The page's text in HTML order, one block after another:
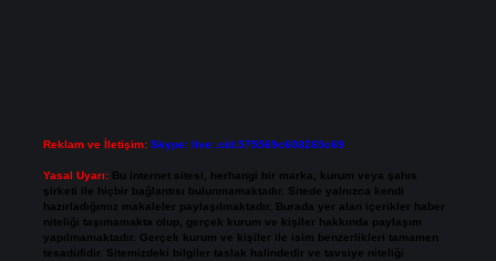
Reklam ve İletişim: Skype: live:.cid.575569c608265c69
Yasal Uyarı: Bu internet sitesi, herhangi bir marka, kurum veya şahıs
şirketi ile hiçbir bağlantısı bulunmamaktadır. Sitede yalnızca kendi
hazırladığımız makaleler paylaşılmaktadır. Burada yer alan içerikler haber
niteliği taşımamakta olup, gerçek kurum ve kişiler hakkında paylaşım
yapılmamaktadır. Gerçek kurum ve kişiler ile isim benzerlikleri tamamen
tesadüfidir. Sitemizdeki bilgiler taslak halindedir ve tavsiye niteliği